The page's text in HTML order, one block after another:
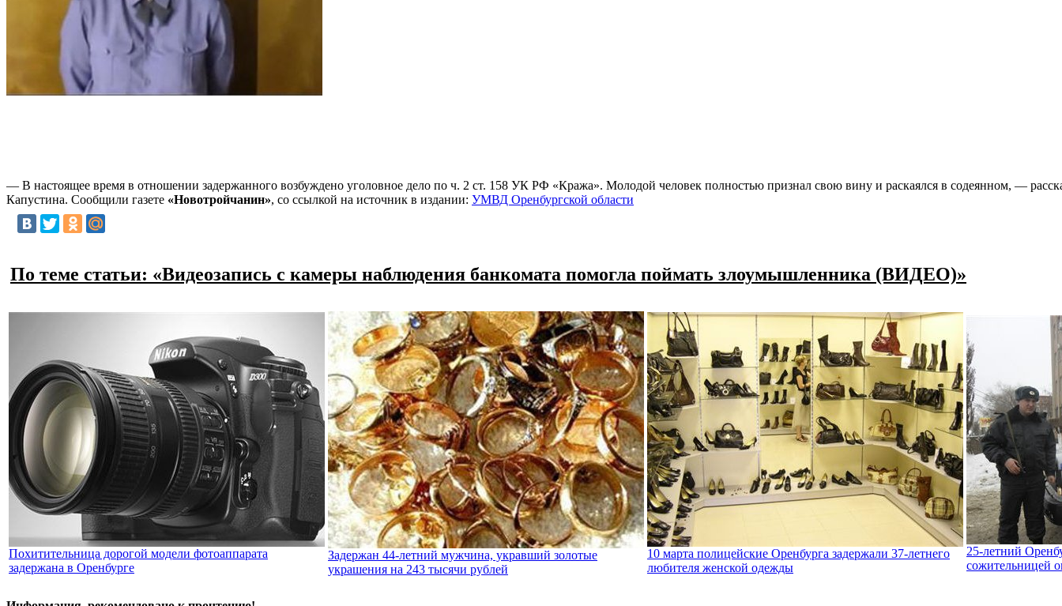
— В настоящее время в отношении задержанного возбуждено уголовное дело по ч. 2 ст. 158 УК РФ «Кража». Молодой человек полностью признал свою вину и раскаялся в содеянном, —
Капустина. Сообщили газете «Новотройчанин», со ссылкой на источник в издании: УМВД Оренбургской области
По теме статьи: «Видеозапись с камеры наблюдения банкомата помогла поймать злоумышленника (ВИДЕО)»
Похитительница дорогой модели фотоаппарата
задержана в Оренбурге
Задержан 44-летний мужчина, укравший золотые
украшения на 243 тысячи рублей
10 марта полицейские Оренбурга задержали 37-летнего
любителя женской одежды
25-летний
сожительницей